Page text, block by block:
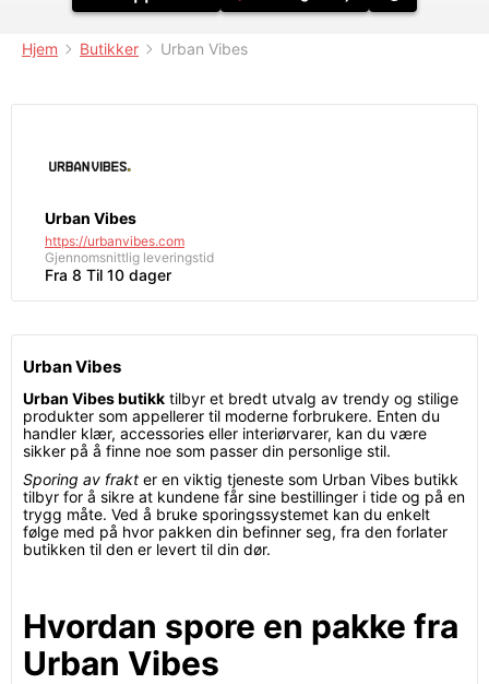
Hjem Butikker Urban Vibes
Urban Vibes
https://urbanvibes.com
Gjennomsnittlig leveringstid
Fra 8 Til 10 dager
Urban Vibes
Urban Vibes butikk tilbyr et bredt utvalg av trendy og stilige
produkter som appellerer til moderne forbrukere. Enten du
handler klær, accessories eller interiørvarer, kan du være
sikker på å finne noe som passer din personlige stil.
Sporing av frakt er en viktig tjeneste som Urban Vibes butikk
tilbyr for å sikre at kundene får sine bestillinger i tide og på en
trygg måte. Ved å bruke sporingssystemet kan du enkelt
følge med på hvor pakken din befinner seg, fra den forlater
butikken til den er levert til din dør.
Hvordan spore en pakke fra
Urban Vibes